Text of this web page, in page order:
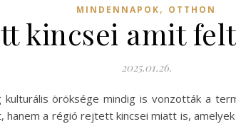
MINDENNAPOK, OTTHON
kincsei amit
2025.01.26.
öröksége mindig is vonzották a
a régió rejtett kincsei miatt is,